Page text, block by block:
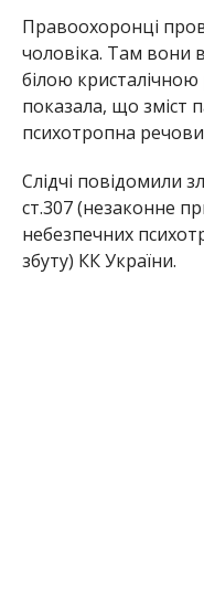
Правоохоронці
чоловіка. Там вони
білою
показала, що зміст
психотропна
Слідчі повідомили
ст.307 (незаконне
небезпечних
збуту) КК України.